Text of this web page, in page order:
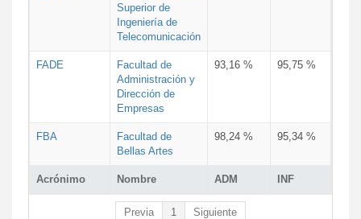
Acrónimo Nombre ADM INF
Superior de
Ingeniería de
Telecomunicación
FADE
Facultad de
Administración y
Dirección de
Empresas
93,16 % 95,75 %
FBA
Facultad de
Bellas Artes
98,24 % 95,34 %
Previa 1 Siguiente